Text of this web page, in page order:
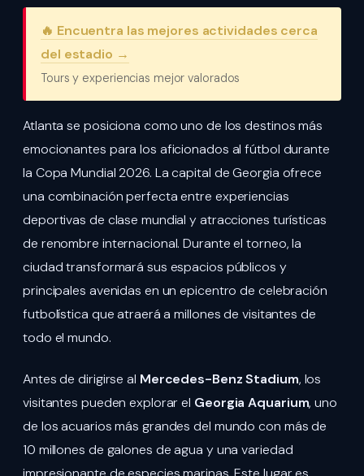
🔥 Encuentra las mejores actividades cerca
del estadio →
Tours y experiencias mejor valorados
Atlanta se posiciona como uno de los destinos más
emocionantes para los aficionados al fútbol durante
la Copa Mundial 2026. La capital de Georgia ofrece
una combinación perfecta entre experiencias
deportivas de clase mundial y atracciones turísticas
de renombre internacional. Durante el torneo, la
ciudad transformará sus espacios públicos y
principales avenidas en un epicentro de celebración
futbolística que atraerá a millones de visitantes de
todo el mundo.
Antes de dirigirse al Mercedes-Benz Stadium, los
visitantes pueden explorar el Georgia Aquarium, uno
de los acuarios más grandes del mundo con más de
10 millones de galones de agua y una variedad